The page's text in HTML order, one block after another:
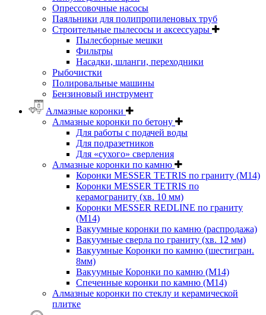
Опрессовочные насосы
Паяльники для полипропиленовых труб
Строительные пылесосы и аксессуары
Пылесборные мешки
Фильтры
Насадки, шланги, переходники
Рыбочистки
Полировальные машины
Бензиновый инструмент
Алмазные коронки
Алмазные коронки по бетону
Для работы с подачей воды
Для подразетников
Для «сухого» сверления
Алмазные коронки по камню
Коронки MESSER TETRIS по граниту (М14)
Коронки MESSER TETRIS по
керамограниту (хв. 10 мм)
Коронки MESSER REDLINE по граниту
(М14)
Вакуумные коронки по камню (распродажа)
Вакуумные сверла по граниту (хв. 12 мм)
Вакуумные Коронки по камню (шестигран.
8мм)
Вакуумные Коронки по камню (M14)
Спеченные коронки по камню (M14)
Алмазные коронки по стеклу и керамической
плитке